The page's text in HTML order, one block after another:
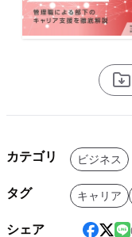
カテゴリ ビジネス
タグ キャリア
シェア